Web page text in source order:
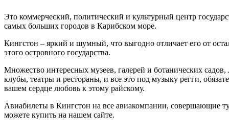
Это коммерческий, политический и культурный центр
самых больших городов в Карибском море.
Кингстон – яркий и шумный, что выгодно отличает его от
этого островного государства.
Множество интересных музеев, галерей и ботанических
клубы, театры и рестораны, и все это под музыку регги,
вашем сердце любовь к этому райскому.
Авиабилеты в Кингстон на все авиакомпании, совершающие
можете купить на нашем сайте.